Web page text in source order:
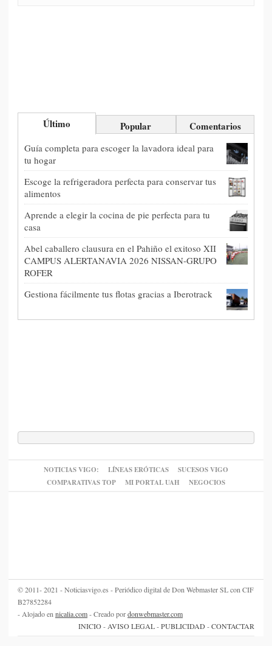
Último Popular Comentarios
Guía completa para escoger la lavadora ideal para
tu hogar
Escoge la refrigeradora perfecta para conservar tus
alimentos
Aprende a elegir la cocina de pie perfecta para tu
casa
Abel caballero clausura en el Pahiño el exitoso XII
CAMPUS ALERTANAVIA 2026 NISSAN-GRUPO
ROFER
Gestiona fácilmente tus flotas gracias a Iberotrack
NOTICIAS VIGO: LÍNEAS ERÓTICAS
SUCESOS VIGO
COMPARATIVAS TOP
MI PORTAL UAH NEGOCIOS
© 2011- 2021 - Noticiasvigo.es - Periódico digital de Don Webmaster SL con CIF
B27852284
- Alojado en nicalia.com- Creado pordonwebmaster.com
INICIO- AVISO LEGAL-PUBLICIDAD -CONTACTAR